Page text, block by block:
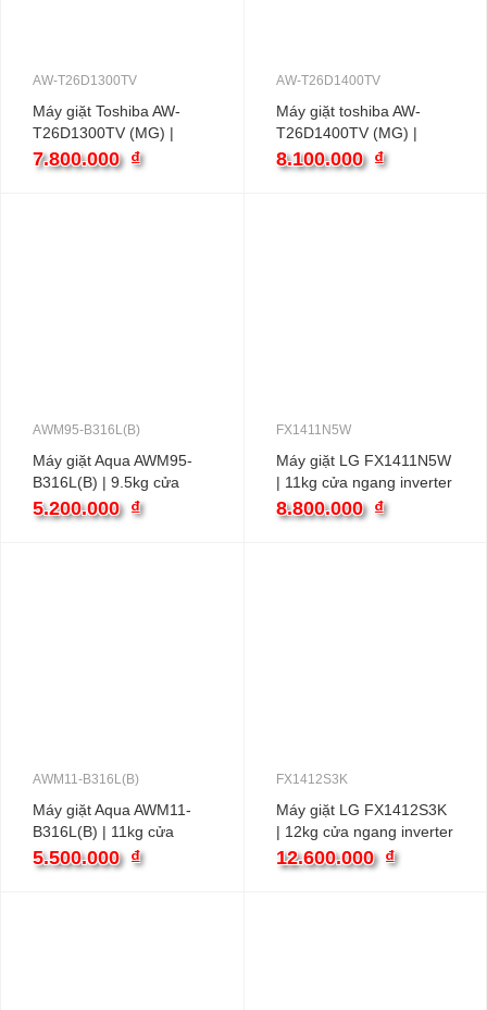
AW-T26D1300TV
Máy giặt Toshiba AW-
T26D1300TV (MG) |
12kg cửa ngang inverter
7.800.000 ₫
AW-T26D1400TV
Máy giặt toshiba AW-
T26D1400TV (MG) |
13kg cửa ngang inverter
8.100.000 ₫
AWM95-B316L(B)
Máy giặt Aqua AWM95-
B316L(B) | 9.5kg cửa
ngang inverter
5.200.000 ₫
FX1411N5W
Máy giặt LG FX1411N5W
| 11kg cửa ngang inverter
8.800.000 ₫
AWM11-B316L(B)
Máy giặt Aqua AWM11-
B316L(B) | 11kg cửa
ngang inverter
5.500.000 ₫
FX1412S3K
Máy giặt LG FX1412S3K
| 12kg cửa ngang inverter
12.600.000 ₫